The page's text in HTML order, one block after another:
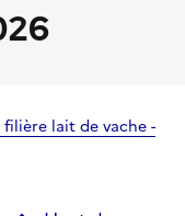
lait de vache -